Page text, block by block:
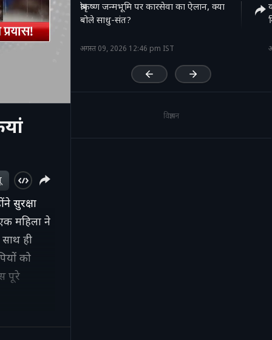
'
सुरक्षा
महिला ने
ही
को
पूरे
श्रीकृष्ण जन्मभूमि पर कारसेवा का ऐलान, क्या
बोले साधु-संत?
अगस्त 09, 2026 12:46 pm IST
विज्ञापन